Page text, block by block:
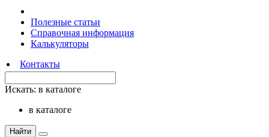
Полезные статьи
Справочная информация
Калькуляторы
Контакты
Искать: в каталоге
в каталоге
Найти